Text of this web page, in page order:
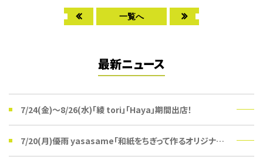
一覧へ
最新ニュース
7/24(金)〜8/26(水)「綾 tori」「Haya」期間出店！
7/20(月)優雨 yasasame「和紙をちぎって作るオリジナルうちわ」ワークショップ